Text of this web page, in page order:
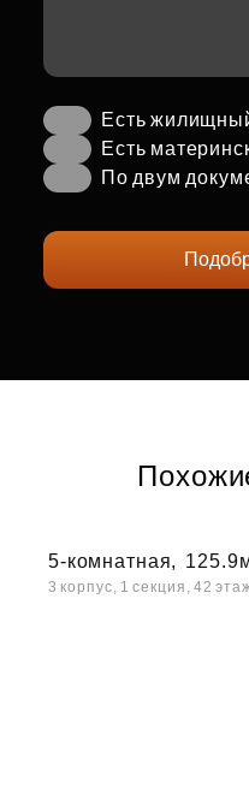
Есть
Есть
По двум
5-комнатная,
3 корпус, 1 секция, 42